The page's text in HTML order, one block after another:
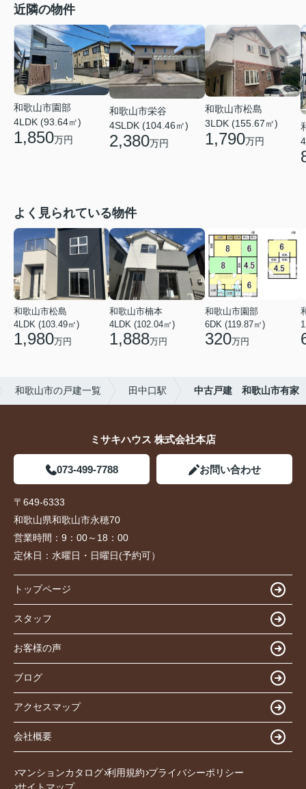
近隣の物件
和歌山市園部
4LDK (93.64㎡)
1,850万円
和歌山市栄谷
4SLDK (104.46㎡)
2,380万円
和歌山市松島
3LDK (155.67㎡)
1,790万円
よく見られている物件
和歌山市松島
4LDK (103.49㎡)
1,980万円
和歌山市楠本
4LDK (102.04㎡)
1,888万円
和歌山市園部
6DK (119.87㎡)
320万円
和歌山市の戸建一覧 田中口駅 中古戸建 和歌山市有家
ミサキハウス 株式会社本店
073-499-7788 お問い合わせ
〒649-6333
和歌山県和歌山市永穂70
営業時間： 9：00～18：00
定休日： 水曜日・日曜日(予約可）
トップページ
スタッフ
お客様の声
ブログ
アクセスマップ
会社概要
マンションカタログ 利用規約 プライバシーポリシー
サイトマップ